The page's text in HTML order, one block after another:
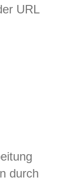
URL
durch